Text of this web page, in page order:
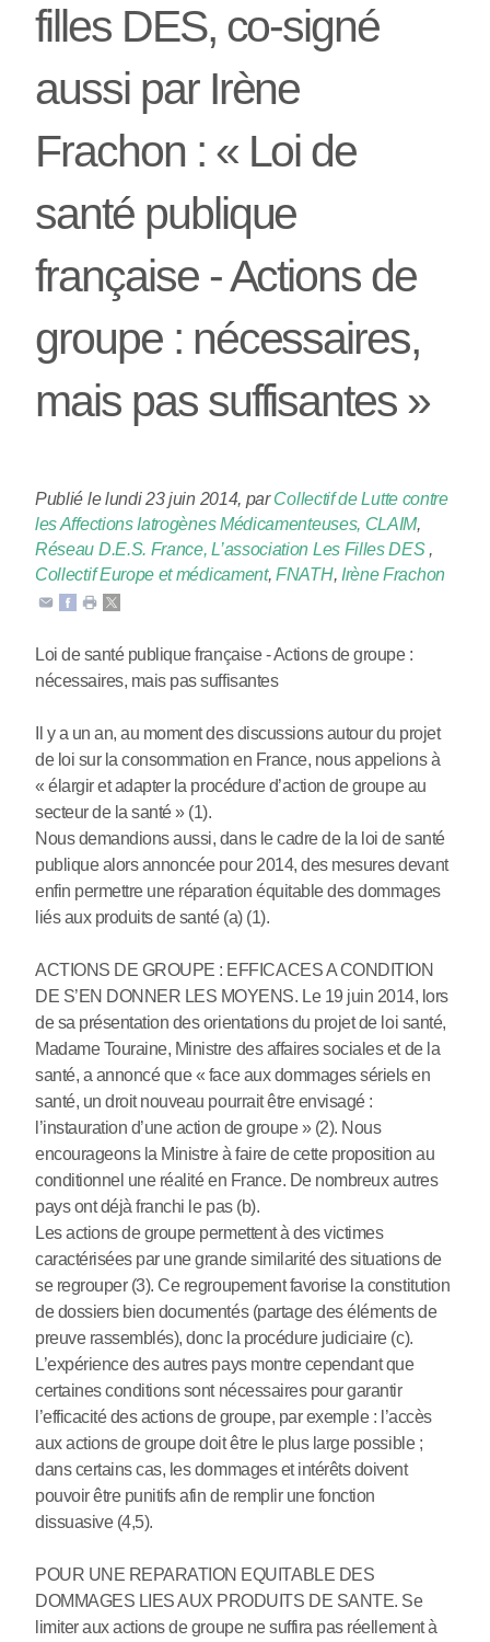
filles DES, co-signé
aussi par Irène
Frachon : « Loi de
santé publique
française - Actions de
groupe : nécessaires,
mais pas suffisantes »
Publié le lundi 23 juin 2014, parCollectif de Lutte contre
les Affections Iatrogènes Médicamenteuses, CLAIM,
Réseau D.E.S. France, L’association Les Filles DES ,
Collectif Europe et médicament,FNATH, Irène Frachon
Loi de santé publique française - Actions de groupe :
nécessaires, mais pas suffisantes
Il y a un an, au moment des discussions autour du projet
de loi sur la consommation en France, nous appelions à
« élargir et adapter la procédure d’action de groupe au
secteur de la santé » (1).
Nous demandions aussi, dans le cadre de la loi de santé
publique alors annoncée pour 2014, des mesures devant
enfin permettre une réparation équitable des dommages
liés aux produits de santé (a) (1).
ACTIONS DE GROUPE : EFFICACES A CONDITION
DE S’EN DONNER LES MOYENS. Le 19 juin 2014, lors
de sa présentation des orientations du projet de loi santé,
Madame Touraine, Ministre des affaires sociales et de la
santé, a annoncé que « face aux dommages sériels en
santé, un droit nouveau pourrait être envisagé :
l’instauration d’une action de groupe » (2). Nous
encourageons la Ministre à faire de cette proposition au
conditionnel une réalité en France. De nombreux autres
pays ont déjà franchi le pas (b).
Les actions de groupe permettent à des victimes
caractérisées par une grande similarité des situations de
se regrouper (3). Ce regroupement favorise la constitution
de dossiers bien documentés (partage des éléments de
preuve rassemblés), donc la procédure judiciaire (c).
L’expérience des autres pays montre cependant que
certaines conditions sont nécessaires pour garantir
l’efficacité des actions de groupe, par exemple : l’accès
aux actions de groupe doit être le plus large possible ;
dans certains cas, les dommages et intérêts doivent
pouvoir être punitifs afin de remplir une fonction
dissuasive (4,5).
POUR UNE REPARATION EQUITABLE DES
DOMMAGES LIES AUX PRODUITS DE SANTE. Se
limiter aux actions de groupe ne suffira pas réellement à